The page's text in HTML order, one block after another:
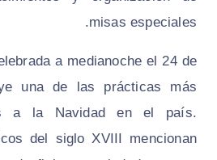
misas especiales.
a medianoche el 24 de
una de las prácticas más
a la Navidad en el país.
del siglo XVIII mencionan